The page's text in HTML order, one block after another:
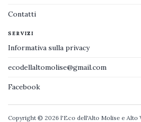
Contatti
SERVIZI
Informativa sulla privacy
ecodellaltomolise@gmail.com
Facebook
Copyright © 2026 l'Eco dell'Alto Molise e Alto